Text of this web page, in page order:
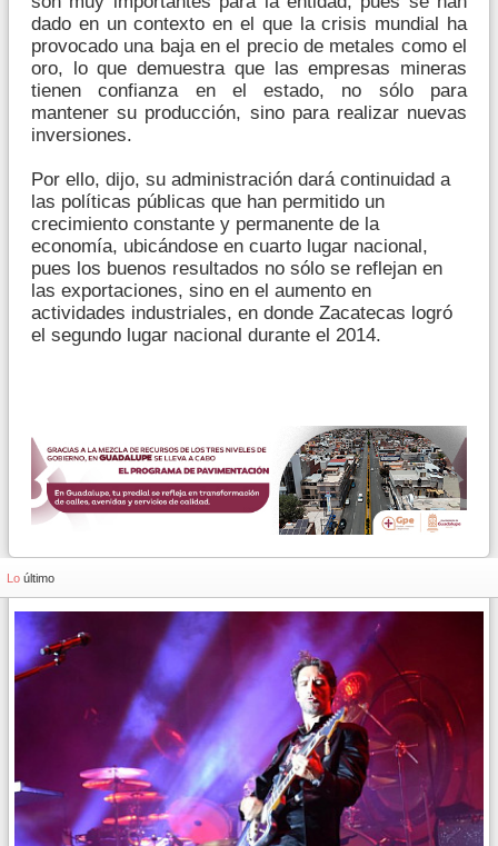
dado en un contexto en el que la crisis mundial ha
provocado una baja en el precio de metales como el
oro, lo que demuestra que las empresas mineras
tienen confianza en el estado, no sólo para
mantener su producción, sino para realizar nuevas
inversiones.
Por ello, dijo, su administración dará continuidad a
las políticas públicas que han permitido un
crecimiento constante y permanente de la
economía, ubicándose en cuarto lugar nacional,
pues los buenos resultados no sólo se reflejan en
las exportaciones, sino en el aumento en
actividades industriales, en donde Zacatecas logró
el segundo lugar nacional durante el 2014.
Lo último